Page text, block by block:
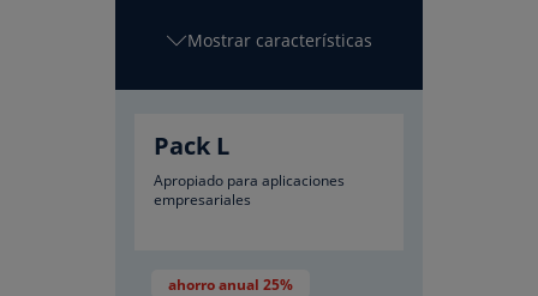
características
Pack L
Apropiado para aplicaciones
empresariales
ahorro anual 25%